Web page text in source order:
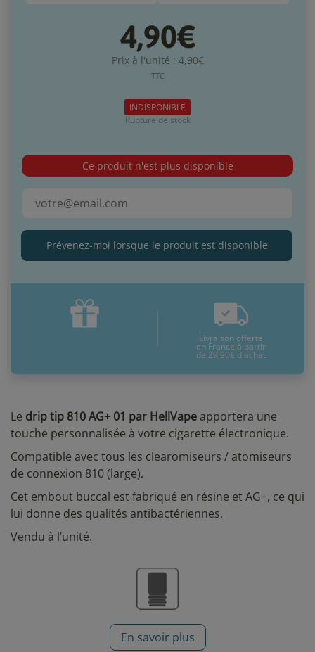
Le drip tip 810 AG+ 01 par HellVapeapportera une
touche personnalisée à votre cigarette électronique.
Compatible avec tous les clearomiseurs / atomiseurs
de connexion 810 (large).
Cet embout buccal est fabriqué en résine et AG+, ce qui
lui donne des qualités antibactériennes.
Vendu à l’unité.
En savoir plus
4,90€
Prix à l'unité : 4,90€
TTC
INDISPONIBLE
Rupture de stock
Ce produit n'est plus disponible
Prévenez-moi lorsque le produit est disponible
Livraison offerte
en France à partir
de 29,90€ d'achat